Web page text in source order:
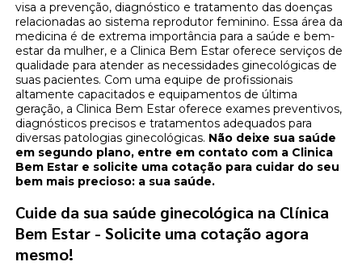
visa a prevenção, diagnóstico e tratamento das doenças
relacionadas ao sistema reprodutor feminino. Essa área da
medicina é de extrema importância para a saúde e bem-
estar da mulher, e a Clinica Bem Estar oferece serviços de
qualidade para atender as necessidades ginecológicas de
suas pacientes. Com uma equipe de profissionais
altamente capacitados e equipamentos de última
geração, a Clinica Bem Estar oferece exames preventivos,
diagnósticos precisos e tratamentos adequados para
diversas patologias ginecológicas. Não deixe sua saúde
em segundo plano, entre em contato com a Clinica
Bem Estar e solicite uma cotação para cuidar do seu
bem mais precioso: a sua saúde.
Cuide da sua saúde ginecológica na Clínica
Bem Estar - Solicite uma cotação agora
mesmo!